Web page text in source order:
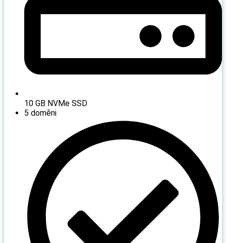
10 GB NVMe SSD
5 domēni